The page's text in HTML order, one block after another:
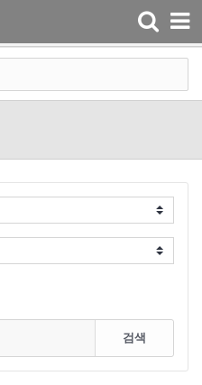
Toggle
navigation
검색